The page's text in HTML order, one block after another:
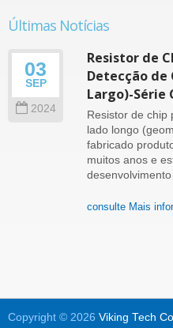
Últimas Notícias
03
SEP
2024
Resistor de
Detecção
Largo)-Série
Resistor de chip
lado longo
fabricado
muitos anos e
desenvolvimento
consulte Mais
Copyright © 2026 Viking Tech